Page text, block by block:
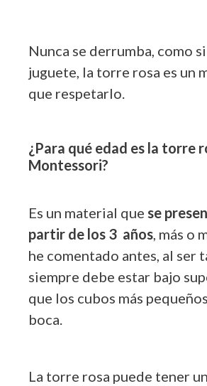
Nunca se derrumba, como
juguete, la torre rosa es un
que respetarlo.
¿Para qué edad es la torre
Montessori?
Es un material que se
partir de los 3 años, más o
he comentado antes, al ser
siempre debe estar bajo
que los cubos más
boca.
La torre rosa puede tener